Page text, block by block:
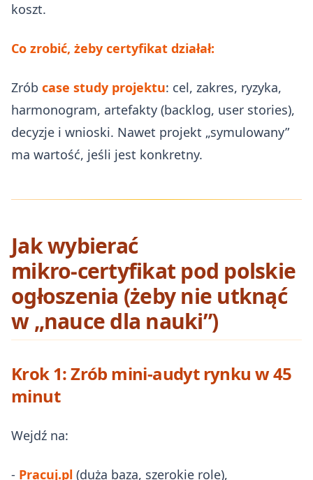
koszt.
Co zrobić, żeby certyfikat działał:
Zrób case study projektu: cel, zakres, ryzyka,
harmonogram, artefakty (backlog, user stories),
decyzje i wnioski. Nawet projekt „symulowany”
ma wartość, jeśli jest konkretny.
Jak wybierać
mikro‑certyfikat pod polskie
ogłoszenia (żeby nie utknąć
w „nauce dla nauki”)
Krok 1: Zrób mini‑audyt rynku w 45
minut
Wejdź na:
- Pracuj.pl (duża baza, szerokie role),